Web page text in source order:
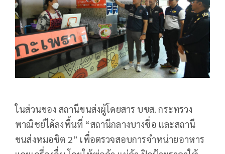
ในส่วนของ สถานีขนส่งผู้โดยสาร บขส. กระทรวง
พาณิชย์ได้ลงพื้นที่ “สถานีกลางบางซื่อ และสถานี
ขนส่งหมอชิต 2” เพื่อตรวจสอบการจำหน่ายอาหาร